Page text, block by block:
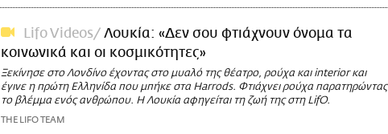
Lifo Videos
Λουκία: «Δεν σου φτιάχνουν όνομα τα
κοινωνικά και οι κοσμικότητες»
Ξεκίνησε στο Λονδίνο έχοντας στο μυαλό της θέατρο, ρούχα και interior και
έγινε η πρώτη Ελληνίδα που μπήκε στα Harrods. Φτιάχνει ρούχα παρατηρώντας
το βλέμμα ενός ανθρώπου. Η Λουκία αφηγείται τη ζωή της στη LifO.
THE LIFO TEAM